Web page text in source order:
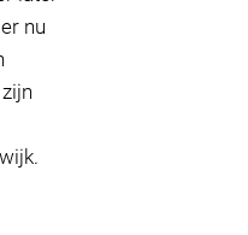
nu